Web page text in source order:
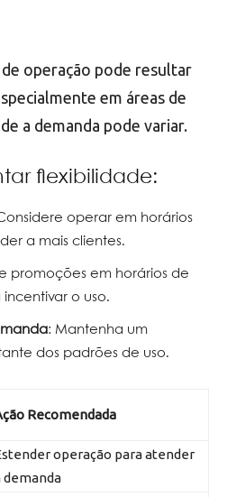
operação pode resultar
em áreas de
a demanda pode variar.
flexibilidade:
operar em horários
a mais clientes.
promoções em horários de
o uso.
: Mantenha um
dos padrões de uso.
Recomendada
operação para atender
demanda